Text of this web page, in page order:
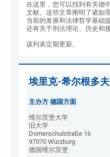
在这里，您可以找到有关德
文献。这些文章阐明了诸如
当前的发展和法律哲学基础
还有关于刑法理论、历史和
该列表定期更新。
埃里克-希尔根多
主办方 德国方面
维尔茨堡大学
旧大学
Domerschulstraße 16
97070 Würzburg
德国维尔茨堡